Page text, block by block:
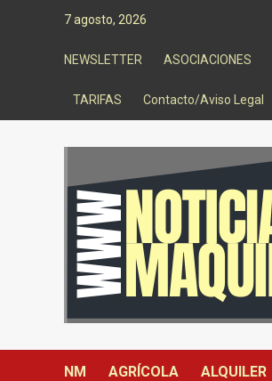
7 agosto, 2026
NEWSLETTER ASOCIACIONES
TARIFAS Contacto/Aviso Legal
NM AGRÍCOLA ALQUILER